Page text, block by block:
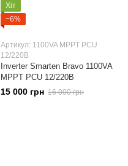
Хіт
−6%
Артикул: 1100VA MPPT PCU
12/220В
Inverter Smarten Bravo 1100VA
MPPT PCU 12/220В
15 000 грн 16 000 грн